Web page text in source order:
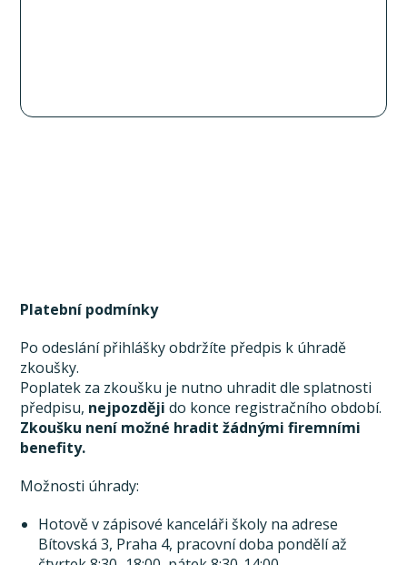
Platební podmínky
Po odeslání přihlášky obdržíte předpis k úhradě
zkoušky.
Poplatek za zkoušku je nutno uhradit dle splatnosti
předpisu, nejpozději do konce registračního období.
Zkoušku není možné hradit žádnými firemními
benefity.
Možnosti úhrady:
Hotově v zápisové kanceláři školy na adrese
Bítovská 3, Praha 4, pracovní doba pondělí až